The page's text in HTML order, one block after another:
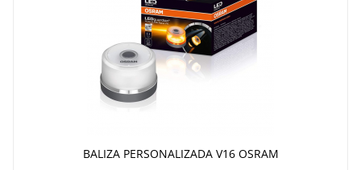
BALIZA PERSONALIZADA V16 OSRAM